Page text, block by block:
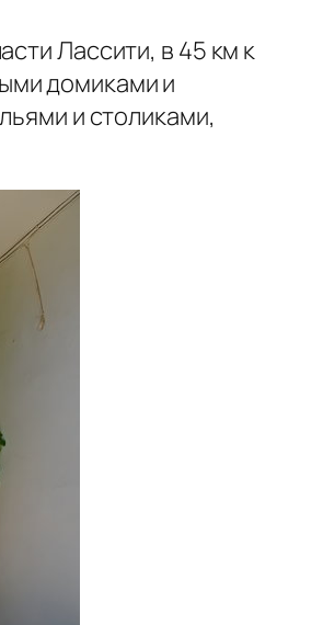
Лассити, в 45 км к
домиками и
и столиками,